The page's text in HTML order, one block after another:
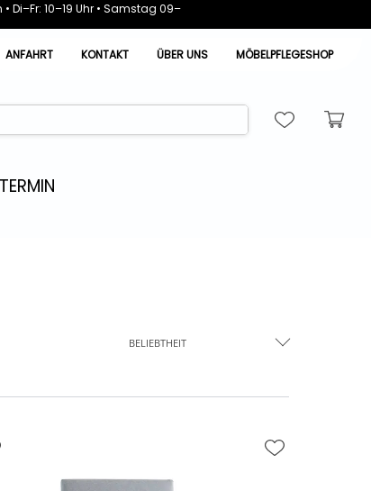
Di–Fr: 10–19 Uhr • Samstag 09–
ANFAHRT
KONTAKT ÜBER UNS MÖBELPFLEGESHOP
BELIEBTHEIT